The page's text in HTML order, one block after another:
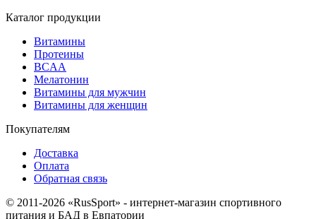
Каталог продукции
Витамины
Протеины
BCAA
Мелатонин
Витамины для мужчин
Витамины для женщин
Покупателям
Доставка
Оплата
Обратная связь
© 2011-2026 «RusSport» - интернет-магазин спортивного
питания и БАД в Евпатории